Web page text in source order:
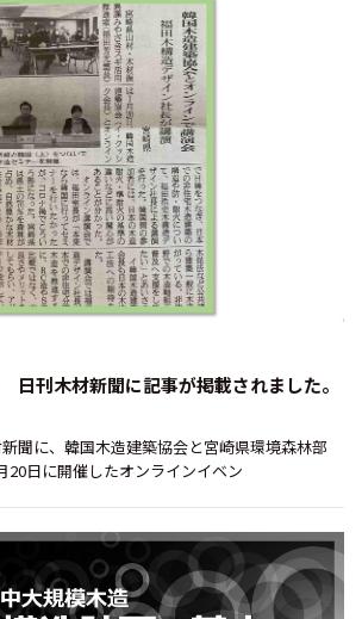
刊木材新聞に記事が掲載されました。
聞に、韓国木造建築協会と宮崎県環境森林部
20日に開催したオンラインイベン